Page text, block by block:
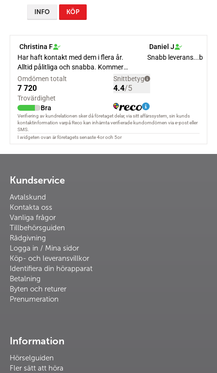
INFO KÖP
Kundservice
Avtalskund
Kontakta oss
Vanliga frågor
Tillbehörsguiden
Rådgivning
Logga in / Mina sidor
Köp- och leveransvillkor
Identifiera din hörapparat
Betalning
Byten och returer
Prenumeration
Information
Hörselguiden
Fler sätt att höra